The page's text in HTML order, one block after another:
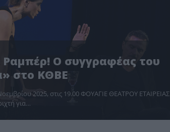
Ο συγγραφέας του
στο ΚΘΒΕ
2025, στις 19.00 ΦΟΥΑΓΙΕ ΘΕΑΤΡΟΥ ΕΤΑΙΡΕΙΑΣ
για…